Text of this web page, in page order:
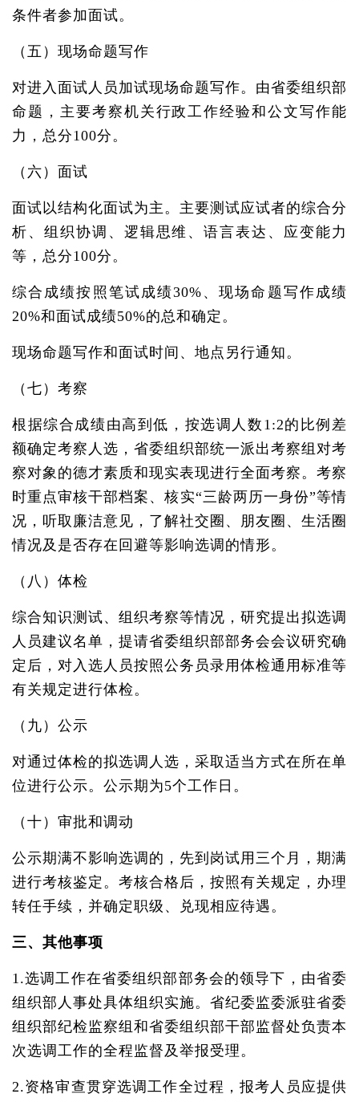
条件者参加面试。
（五）现场命题写作
对进入面试人员加试现场命题写作。由省委组织部
命题，主要考察机关行政工作经验和公文写作能
力，总分100分。
（六）面试
面试以结构化面试为主。主要测试应试者的综合分
析、组织协调、逻辑思维、语言表达、应变能力
等，总分100分。
综合成绩按照笔试成绩30%、现场命题写作成绩
20%和面试成绩50%的总和确定。
现场命题写作和面试时间、地点另行通知。
（七）考察
根据综合成绩由高到低，按选调人数1:2的比例差
额确定考察人选，省委组织部统一派出考察组对考
察对象的德才素质和现实表现进行全面考察。考察
时重点审核干部档案、核实“三龄两历一身份”等情
况，听取廉洁意见，了解社交圈、朋友圈、生活圈
情况及是否存在回避等影响选调的情形。
（八）体检
综合知识测试、组织考察等情况，研究提出拟选调
人员建议名单，提请省委组织部部务会会议研究确
定后，对入选人员按照公务员录用体检通用标准等
有关规定进行体检。
（九）公示
对通过体检的拟选调人选，采取适当方式在所在单
位进行公示。公示期为5个工作日。
（十）审批和调动
公示期满不影响选调的，先到岗试用三个月，期满
进行考核鉴定。考核合格后，按照有关规定，办理
转任手续，并确定职级、兑现相应待遇。
三、其他事项
1.选调工作在省委组织部部务会的领导下，由省委
组织部人事处具体组织实施。省纪委监委派驻省委
组织部纪检监察组和省委组织部干部监督处负责本
次选调工作的全程监督及举报受理。
2.资格审查贯穿选调工作全过程，报考人员应提供